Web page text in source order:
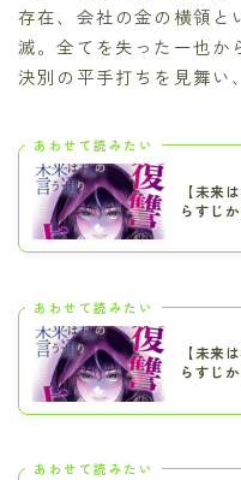
存在、会社の金の横領と
滅。全てを失った一也か
決別の平手打ちを見舞い
あわせて読みたい
【未来
らすじ
あわせて読みたい
【未来
らすじ
あわせて読みたい